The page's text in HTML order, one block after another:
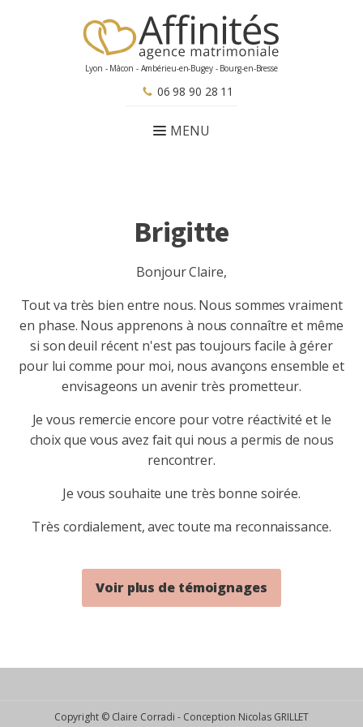
Lyon - Mâcon - Ambérieu-en-Bugey - Bourg-en-Bresse
06 98 90 28 11
Brigitte
Bonjour Claire,
Tout va très bien entre nous. Nous sommes vraiment
en phase. Nous apprenons à nous connaître et même
si son deuil récent n'est pas toujours facile à gérer
pour lui comme pour moi, nous avançons ensemble et
envisageons un avenir très prometteur.
Je vous remercie encore pour votre réactivité et le
choix que vous avez fait qui nous a permis de nous
rencontrer.
Je vous souhaite une très bonne soirée.
Très cordialement, avec toute ma reconnaissance.
Voir plus de témoignages
Copyright © Claire Corradi - Conception Nicolas GRILLET